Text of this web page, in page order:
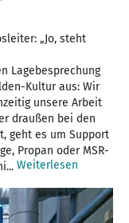
„Jo, steht
Lagebesprechung
Kultur aus: Wir
unsere Arbeit
draußen bei den
geht es um Support
Propan oder MSR-
Weiterlesen